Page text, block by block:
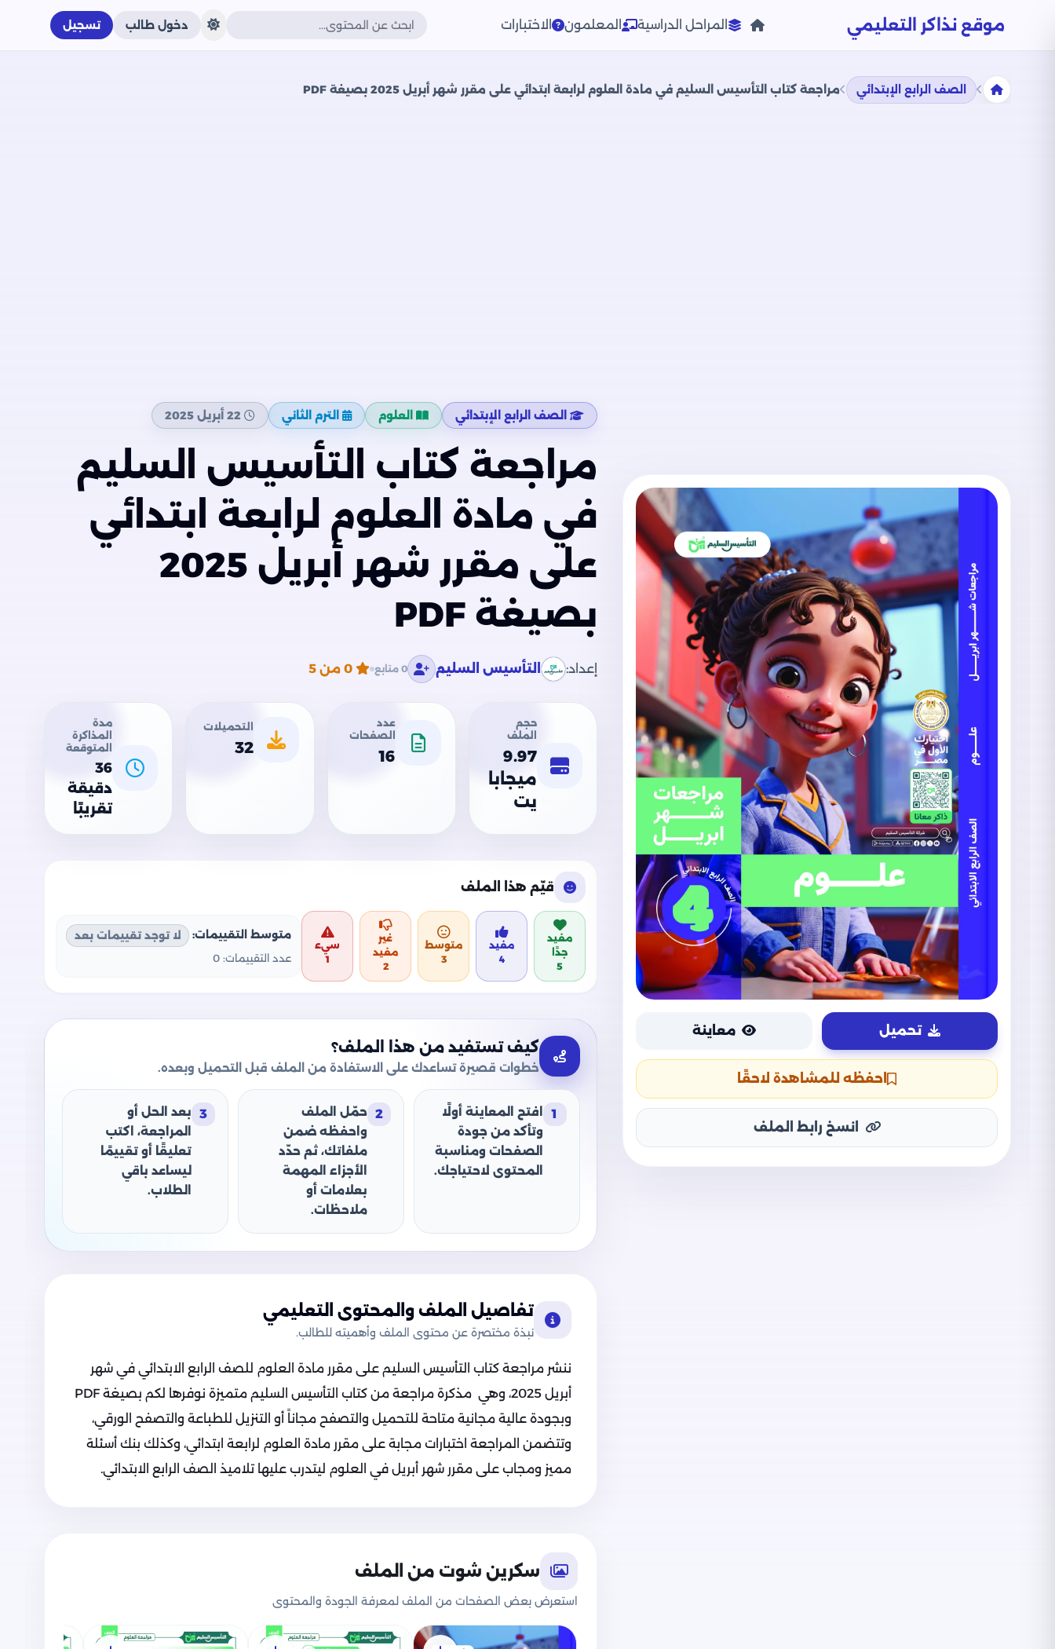
موقع نذاكر التعليمي المراحل الدراسية المعلمون الاختبارات دخول طالب تسجيل
الصف الرابع الإبتدائي مراجعة كتاب التأسيس السليم في مادة العلوم لرابعة ابتدائي على مقرر شهر أبريل 2025 بصيغة PDF
تحميل معاينة
احفظه للمشاهدة لاحقًا
انسخ رابط الملف
الصف الرابع الإبتدائي العلوم الترم الثاني 22 أبريل 2025
مراجعة كتاب التأسيس السليم
في مادة العلوم لرابعة ابتدائي
على مقرر شهر أبريل 2025
بصيغة PDF
إعداد: التأسيس السليم 0 متابع 0من 5
حجم
الملف
9.97
ميجابا
يت
عدد
الصفحات
16
التحميلات
32
مدة
المذاكرة
المتوقعة
36
دقيقة
تقريبًا
قيّم هذا الملف
مفيد
جدًا
5
مفيد
4
متوسط
3
غير
مفيد
2
سيء
1
متوسط التقييمات:
لا توجد تقييمات بعد
عدد التقييمات: 0
كيف تستفيد من هذا الملف؟
خطوات قصيرة تساعدك على الاستفادة من الملف قبل التحميل وبعده.
1
افتح المعاينة أولًا
وتأكد من جودة
الصفحات ومناسبة
المحتوى لاحتياجك.
2 حمّل الملف
واحفظه ضمن
ملفاتك، ثم حدّد
الأجزاء المهمة
بعلامات أو
ملاحظات.
3
بعد الحل أو
المراجعة، اكتب
تعليقًا أو تقييمًا
ليساعد باقي
الطلاب.
تفاصيل الملف والمحتوى التعليمي
نبذة مختصرة عن محتوى الملف وأهميته للطالب.
ننشر مراجعة كتاب التأسيس السليم على مقرر مادة العلوم للصف الرابع الابتدائي في شهر
أبريل 2025، وهي مذكرة مراجعة من كتاب التأسيس السليم متميزة نوفرها لكم بصيغة PDF
وبجودة عالية مجانية متاحة للتحميل والتصفح مجاناً أو التنزيل للطباعة والتصفح الورقي،
وتتضمن المراجعة اختبارات مجابة على مقرر مادة العلوم لرابعة ابتدائي، وكذلك بنك أسئلة
مميز ومجاب على مقرر شهر أبريل في العلوم ليتدرب عليها تلاميذ الصف الرابع الابتدائي.
سكرين شوت من الملف
استعرض بعض الصفحات من الملف لمعرفة الجودة والمحتوى